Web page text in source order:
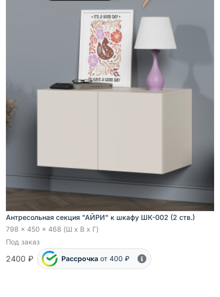
Антресольная секция "АЙРИ" к шкафу ШК-002 (2 ств.)
798 x 450 x 468 (Ш x В x Г)
Под заказ
2400 ₽ Рассрочка от 400 ₽